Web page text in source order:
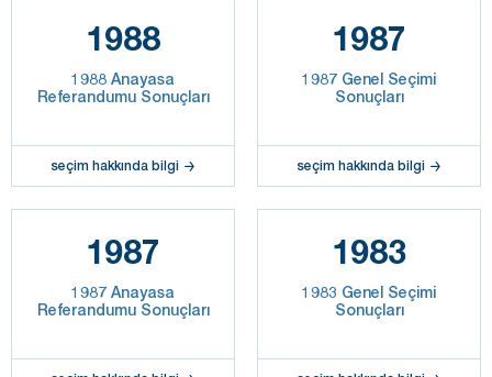
1988
1988 Anayasa
Referandumu Sonuçları
seçim hakkında bilgi
1987
1987 Genel Seçimi
Sonuçları
seçim hakkında bilgi
1987
1987 Anayasa
Referandumu Sonuçları
1983
1983 Genel Seçimi
Sonuçları